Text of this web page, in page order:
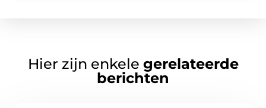
Hier zijn enkele gerelateerde
berichten